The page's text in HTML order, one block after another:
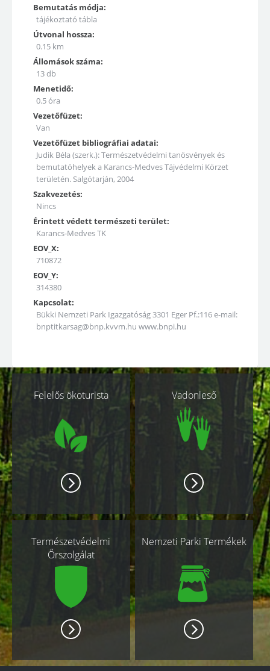
Bemutatás módja:
tájékoztató tábla
Útvonal hossza:
0.15 km
Állomások száma:
13 db
Menetidő:
0.5 óra
Vezetőfüzet:
Van
Vezetőfüzet bibliográfiai adatai:
Judik Béla (szerk.): Természetvédelmi tanösvények és
bemutatóhelyek a Karancs-Medves Tájvédelmi Körzet
területén. Salgótarján, 2004
Szakvezetés:
Nincs
Érintett védett természeti terület:
Karancs-Medves TK
EOV_X:
710872
EOV_Y:
314380
Kapcsolat:
Bükki Nemzeti Park Igazgatóság 3301 Eger Pf.:116 e-mail:
bnptitkarsag@bnp.kvvm.hu www.bnpi.hu
Kapcsolódó
oldalakFelelős ökoturista Vadonleső
Természetvédelmi
Őrszolgálat
Nemzeti Parki Termékek